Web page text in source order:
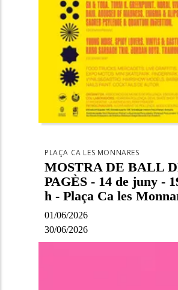
01/06/2026
30/06/2026
PLAÇA CA LES MONNARES
MOSTRA DE BALL
PAGÈS - 14 de juny -
h - Plaça Ca les